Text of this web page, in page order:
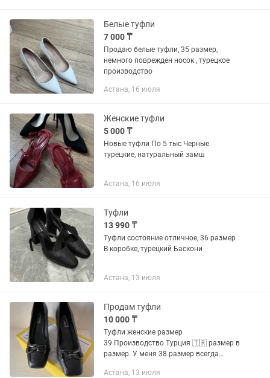
Белые туфли
7 000 ₸
Продаю белые туфли, 35 размер,
немного поврежден носок , турецкое
производство
Астана, 16 июля
Женские туфли
5 000 ₸
Новые туфли По 5 тыс Черные
турецкие, натуральный замш
Астана, 16 июля
Туфли
13 990 ₸
Туфли состояние отличное, 36 размер
В коробке, турецкий Баскони
Астана, 13 июля
Продам туфли
10 000 ₸
Туфли женские размер
39.Производство Турция 🇹🇷 размер в
размер. У меня 38 размер всегда
маломерки. А турецкая обувь
Астана, 13 июля